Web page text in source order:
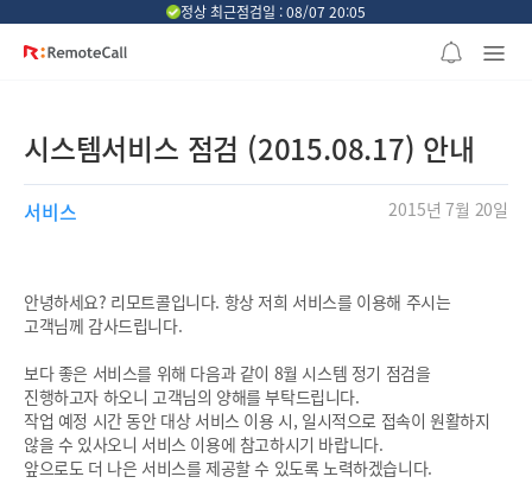
정상 최근점검일 : 08/07 20:05
시스템서비스 점검 (2015.08.17) 안내
서비스 2015년 7월 20일
안녕하세요? 리모트콜입니다. 항상 저희 서비스를 이용해 주시는
고객님께 감사드립니다.
보다 좋은 서비스를 위해 다음과 같이 8월 시스템 정기 점검을
진행하고자 하오니 고객님의 양해를 부탁드립니다.
작업 예정 시간 동안 대상 서비스 이용 시, 일시적으로 접속이 원활하지
않을 수 있사오니 서비스 이용에 참고하시기 바랍니다.
앞으로도 더 나은 서비스를 제공할 수 있도록 노력하겠습니다.